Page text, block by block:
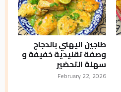
طاجين اليهني بالدجاج
وصفة تقليدية خفيفة و
سهلة التحضير
February 22, 2026